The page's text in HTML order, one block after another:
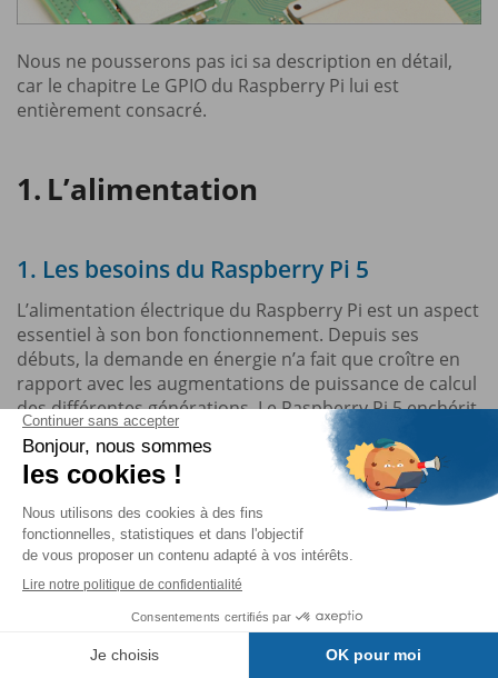
Nous ne pousserons pas ici sa description en détail,
car le chapitre Le GPIO du Raspberry Pi lui est
entièrement consacré.
L’alimentation
1. Les besoins du Raspberry Pi 5
L’alimentation électrique du Raspberry Pi est un aspect
essentiel à son bon fonctionnement. Depuis ses
débuts, la demande en énergie n’a fait que croître en
rapport avec les augmentations de puissance de calcul
des différentes générations. Le Raspberry Pi 5 enchérit
à nouveau en demandant un courant de 5 A sous
5 volts, ce qui représente 25 W. Néanmoins, le
Raspberry Pi 5 saura se contenter d’un courant de 3 A,
c’est-à-dire celui fourni par un adaptateur officiel de
Raspberry Pi 4, avec pour conséquence une limitation
à 600 mA pour les périphériques USB. C’est un bon
point pour l’interchangeabilité des alimentations !
Si vous exécutez la versionDesktop de Raspberry Pi
l’affichage du bureau :Table des matières